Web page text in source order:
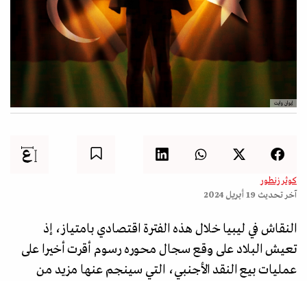
إيوان وايت
كوثر زنطور
آخر تحديث 19 أبريل 2024
النقاش في ليبيا خلال هذه الفترة اقتصادي بامتياز، إذ
تعيش البلاد على وقع سجال محوره رسوم أقرت أخيرا على
عمليات بيع النقد الأجنبي، التي سينجم عنها مزيد من